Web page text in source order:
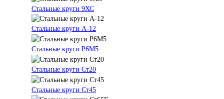
Стальные круги 9ХС
Стальные круги А-12
Стальные круги Р6М5
Стальные круги Ст20
Стальные круги Ст45